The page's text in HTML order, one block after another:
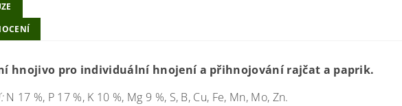
hnojivo pro individuální hnojení a přihnojování rajčat a paprik.
N 17 %, P 17 %, K 10 %, Mg 9 %, S, B, Cu, Fe, Mn, Mo, Zn.